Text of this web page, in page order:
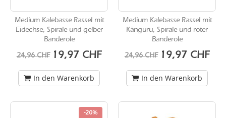
Medium Kalebasse Rassel mit
Eidechse, Spirale und gelber
Banderole
24,96 CHF Sonderangebot
19,97 CHF
In den Warenkorb
Medium Kalebasse Rassel mit
Känguru, Spirale und roter
Banderole
24,96 CHF Sonderangebot
19,97 CHF
In den Warenkorb
-20%